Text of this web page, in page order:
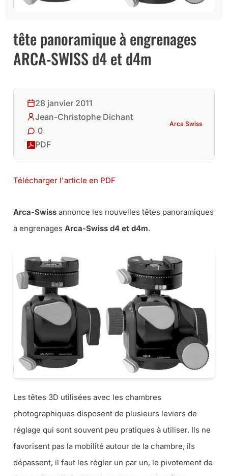
tête panoramique à engrenages
ARCA-SWISS d4 et d4m
28 janvier 2011
Jean-Christophe Dichant
0
PDF
Arca Swiss
Télécharger l'article en PDF
Arca-Swiss annonce les nouvelles têtes panoramiques
à engrenages Arca-Swiss d4 et d4m.
Les têtes 3D utilisées avec les chambres
photographiques disposent de plusieurs leviers de
réglage qui sont souvent peu pratiques à utiliser. Ils ne
favorisent pas la mobilité autour de la chambre, ils
dépassent, il faut les régler un par un, le pivotement de